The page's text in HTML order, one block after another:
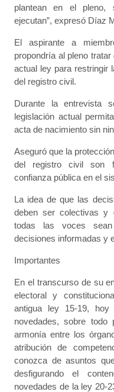
plantean en el
ejecutan”, expresó Díaz
El aspirante a
propondría al pleno
actual ley para restringir
del registro civil.
Durante la entrevista
legislación actual
acta de nacimiento sin
Aseguró que la
del registro civil son
confianza pública en el
La idea de que las
deben ser colectivas y
todas las voces
decisiones informadas y
Importantes
En el transcurso de su
electoral y
antigua ley 15-19,
novedades, sobre
armonía entre los
atribución de
conozca de asuntos
desfigurando el
novedades de la ley 20-